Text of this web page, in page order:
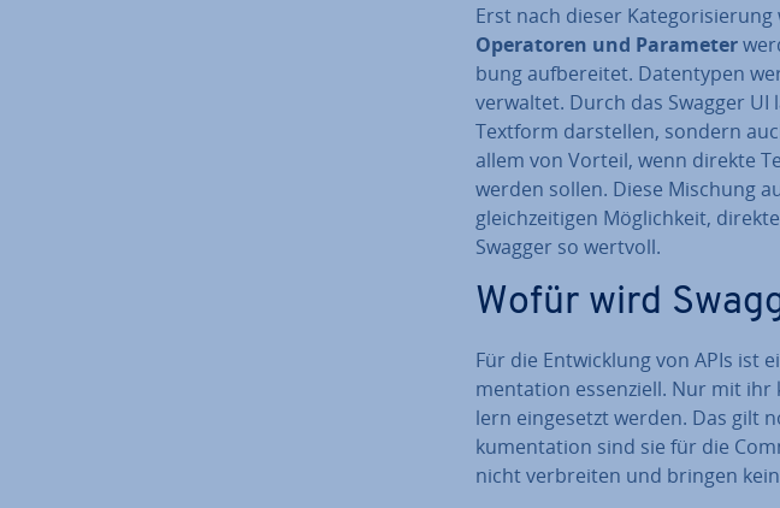
Erst nach dieser
Ope­ra­to­ren und Parameter
bung auf­be­rei­tet. Da­ten­ty­pen
verwaltet. Durch das Swagger
Textform dar­stel­len, sondern
allem von Vorteil, wenn direkte
werden sollen. Diese Mischung
gleich­zei­ti­gen Mög­lich­keit,
Swagger so wertvoll.
Wofür wird
Für die Ent­wick­lung von APIs
men­ta­ti­on es­sen­zi­ell. Nur mit
lern ein­ge­setzt werden. Das gilt
ku­men­ta­ti­on sind sie für die
nicht ver­brei­ten und bringen